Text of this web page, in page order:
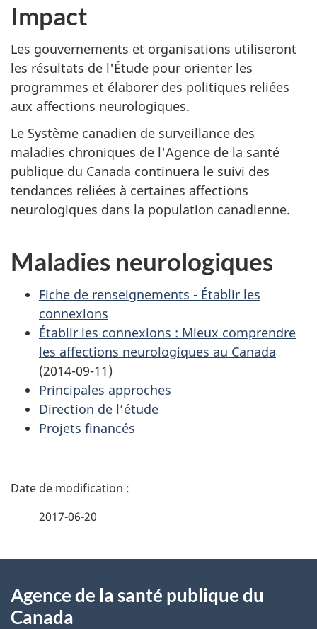
Impact
Les gouvernements et organisations utiliseront
les résultats de l'Étude pour orienter les
programmes et élaborer des politiques reliées
aux affections neurologiques.
Le Système canadien de surveillance des
maladies chroniques de l'Agence de la santé
publique du Canada continuera le suivi des
tendances reliées à certaines affections
neurologiques dans la population canadienne.
Maladies neurologiques
Fiche de renseignements - Établir les
connexions
Établir les connexions : Mieux comprendre
les affections neurologiques au Canada
(2014-09-11)
Principales approches
Direction de l’étude
Projets financés
D
i
2017-06-20
propos
Agence de la santé publique du
Canada